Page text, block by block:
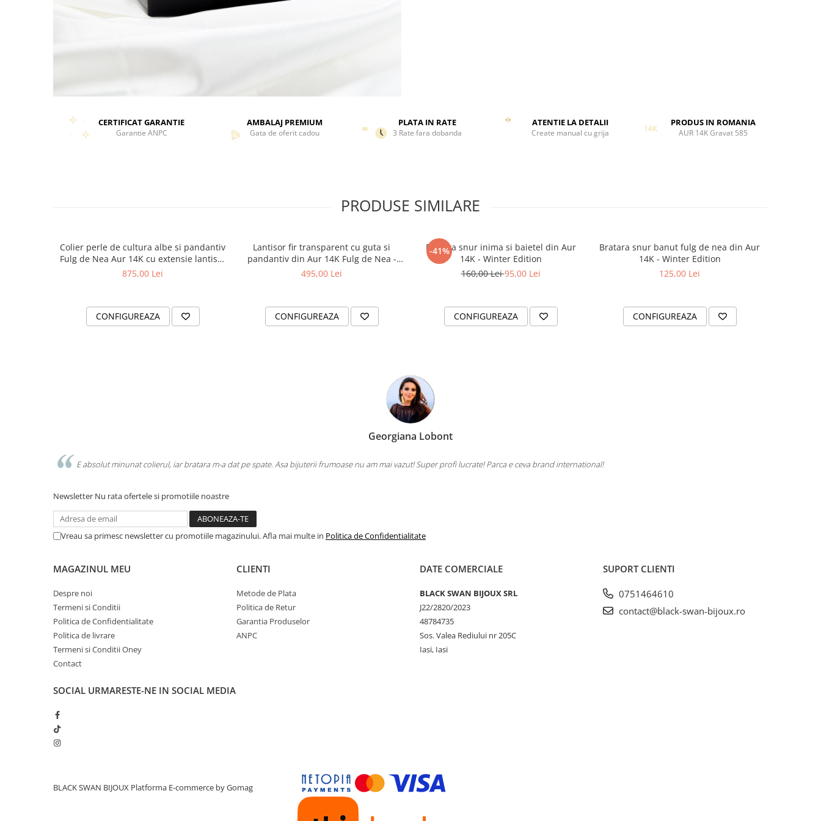
CERTIFICAT GARANTIE
Garantie ANPC
AMBALAJ PREMIUM
Gata de oferit cadou
PLATA IN RATE
3 Rate fara dobanda
ATENTIE LA DETALII
Create manual cu grija
PRODUS IN ROMANIA
AUR 14K Gravat 585
PRODUSE SIMILARE
Colier perle de cultura albe si pandantiv
Fulg de Nea Aur 14K cu extensie lantisor
5 cm - Colectia de Craciun
875,00 Lei
CONFIGUREAZA
Lantisor fir transparent cu guta si
pandantiv din Aur 14K Fulg de Nea -
Colectia de Craciun
495,00 Lei
CONFIGUREAZA
-41%
Bratara snur inima si baietel din Aur
14K - Winter Edition
160,00 Lei95,00 Lei
CONFIGUREAZA
Bratara snur banut fulg de nea din Aur
14K - Winter Edition
125,00 Lei
CONFIGUREAZA
Georgiana Lobont
E absolut minunat colierul, iar bratara m-a dat pe spate. Asa bijuterii frumoase nu am mai vazut! Super profi lucrate! Parca e ceva brand international!
Newsletter Nu rata ofertele si promotiile noastre
Vreau sa primesc newsletter cu promotiile magazinului. Afla mai multe in Politica de Confidentialitate
MAGAZINUL MEU
Despre noi
Termeni si Conditii
Politica de Confidentialitate
Politica de livrare
Termeni si Conditii Oney
Contact
CLIENTI
Metode de Plata
Politica de Retur
Garantia Produselor
ANPC
DATE COMERCIALE
BLACK SWAN BIJOUX SRL
J22/2820/2023
48784735
Sos. Valea Rediului nr 205C
Iasi, Iasi
SUPORT CLIENTI
0751464610
contact@black-swan-bijoux.ro
SOCIAL URMARESTE-NE IN SOCIAL MEDIA
BLACK SWAN BIJOUX Platforma E-commerce by Gomag